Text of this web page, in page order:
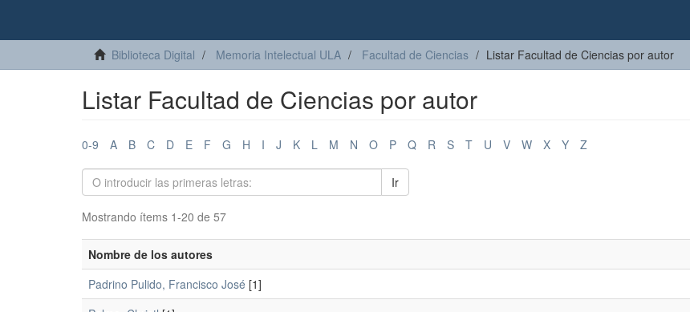
Biblioteca Digital Memoria Intelectual ULA Facultad de Ciencias Listar Facultad de Ciencias por autor
Listar Facultad de Ciencias por autor
0-9 A B C D E F G H I J K L M N O P Q R S T U V W X Y Z
Ir
Mostrando ítems 1-20 de 57
Nombre de los autores
Padrino Pulido, Francisco José [1]